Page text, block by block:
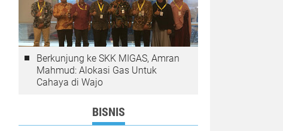
Berkunjung ke SKK MIGAS, Amran
Mahmud: Alokasi Gas Untuk
Cahaya di Wajo
BISNIS